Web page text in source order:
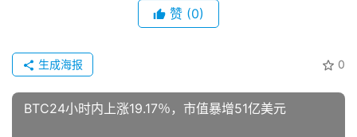
赞 (0)
0
生成海报
BTC24小时内上涨19.17％，市值暴增51亿美元